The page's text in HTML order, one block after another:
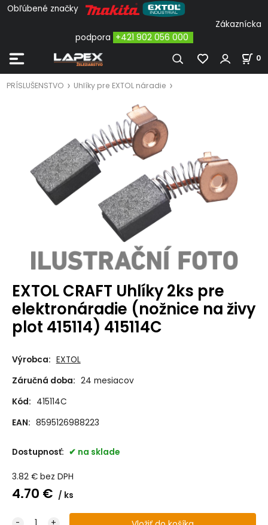
Obľúbené značky
Zákaznícka
podpora +421 902 056 000
0
PRÍSLUŠENSTVO Uhlíky pre EXTOL náradie
EXTOL CRAFT Uhlíky 2ks pre
elektronáradie (nožnice na živy
plot 415114) 415114C
Výrobca: EXTOL
Záručná doba: 24 mesiacov
Kód: 415114C
EAN: 8595126988223
Dostupnosť: na sklade
3.82€ bez DPH
4.70 € ks